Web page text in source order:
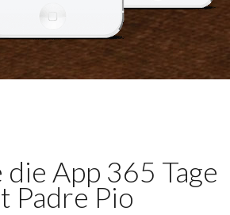
App 365 Tage
Padre Pio